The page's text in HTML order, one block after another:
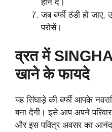
होने दें।
जब बर्फी ठंडी हो
परोसें।
व्रत में
खाने के फायदे
यह सिंघाड़े की बर्फी आपके
बना देगी। इसे आप अपने
और इस पवित्र अवसर का